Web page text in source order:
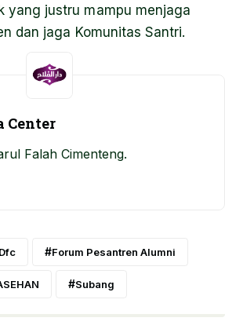
yang justru mampu menjaga
dan jaga Komunitas Santri.
Center
Falah Cimenteng.
Dfc Forum Pesantren Alumni
Subang